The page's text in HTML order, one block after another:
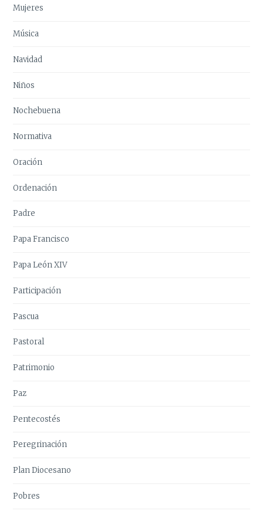
Mujeres
Música
Navidad
Niños
Nochebuena
Normativa
Oración
Ordenación
Padre
Papa Francisco
Papa León XIV
Participación
Pascua
Pastoral
Patrimonio
Paz
Pentecostés
Peregrinación
Plan Diocesano
Pobres